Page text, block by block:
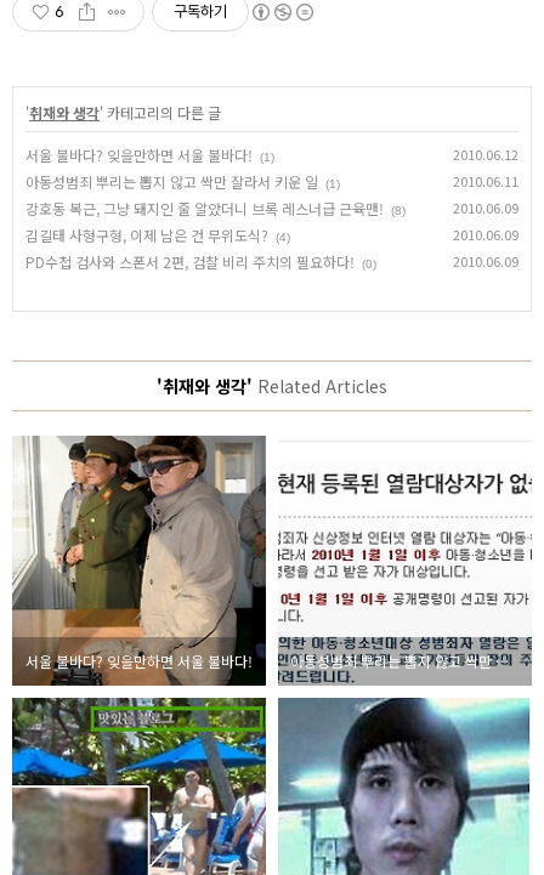
6 구독하기
'취재와 생각' 카테고리의 다른 글
서울 불바다? 잊을만하면 서울 불바다! (1) 2010.06.12
아동성범죄 뿌리는 뽑지 않고 싹만 잘라서 키운 일 (1) 2010.06.11
강호동 복근, 그냥 돼지인 줄 알았더니 브록 레스너급 근육맨! (8) 2010.06.09
김길태 사형구형, 이제 남은 건 무위도식? (4) 2010.06.09
PD수첩 검사와 스폰서 2편, 검찰 비리 주치의 필요하다! (0) 2010.06.09
'취재와 생각' Related Articles
서울 불바다? 잊을만하면 서울 불바다! 아동성범죄 뿌리는 뽑지 않고 싹만 잘라서 키운 일